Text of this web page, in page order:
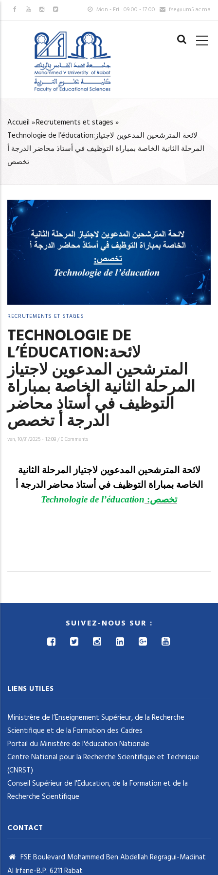
Aller
au
Mon - Fri : 09:00 - 17:00 fse@um5.ac.ma
MAIN
FIL
D'ARIANE
Accueil »Recrutements et stages »
Technologie de l’éducation:لائحة المترشحين المدعوين لاجتياز
المرحلة الثانية الخاصة بمباراة التوظيف في أستاذ محاضر الدرجة أ
تخصص
RECRUTEMENTS ET STAGES
TECHNOLOGIE DE
L’ÉDUCATION:لائحة
المترشحين المدعوين لاجتياز
المرحلة الثانية الخاصة بمباراة
التوظيف في أستاذ محاضر
الدرجة أ تخصص
ven, 10/31/2025 - 12:08/0 Comments
لائحة المترشحين المدعوين لاجتياز المرحلة الثانية
الخاصة بمباراة التوظيف في أستاذ محاضر
الدرجة أ
تخصص: Technologie de l’éducation
SUIVEZ-NOUS SUR :
LIENS UTILES
Ministrère de l’Enseignement Supérieur, de la Recherche
Scientifique et de la Formation des Cadres
Portail du Ministère de l'éducation Nationale
Centre National pour la Recherche Scientifique et Technique
(CNRST)
Conseil Supérieur de l'Education, de la Formation et de la
Recherche Scientifique
CONTACT
FSE Boulevard Mohammed Ben Abdellah Regragui-Madinat
Al Irfane-B.P. 6211 Rabat